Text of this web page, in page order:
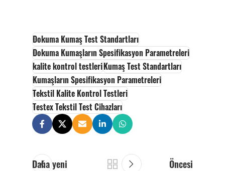
Dokuma Kumaş Test Standartları
Dokuma Kumaşların Spesifikasyon Parametreleri
kalite kontrol testleriKumaş Test Standartları
Kumaşların Spesifikasyon Parametreleri
Tekstil Kalite Kontrol Testleri
Testex Tekstil Test Cihazları
Daha yeni Öncesi